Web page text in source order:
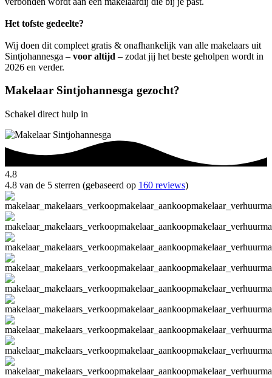
Het tofste gedeelte?
Wij doen dit compleet gratis & onafhankelijk van alle makelaars uit
Sintjohannesga – voor altijd – zodat jij het beste geholpen wordt in
2026 en verder.
Makelaar Sintjohannesga gezocht?
Schakel direct hulp in
4.8
4.8 van de 5 sterren (gebaseerd op 160 reviews)